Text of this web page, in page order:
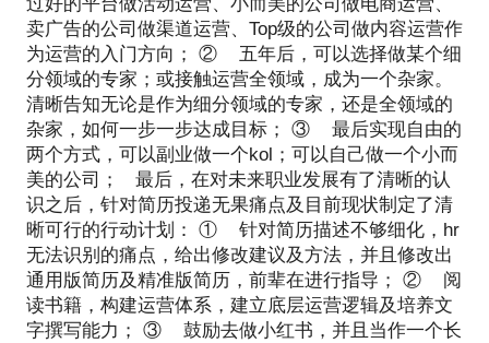
卖广告的公司做渠道运营、Top级的公司做内容运营作
为运营的入门方向； ② 五年后，可以选择做某个细
分领域的专家；或接触运营全领域，成为一个杂家。
清晰告知无论是作为细分领域的专家，还是全领域的
杂家，如何一步一步达成目标； ③ 最后实现自由的
两个方式，可以副业做一个kol；可以自己做一个小而
美的公司； 最后，在对未来职业发展有了清晰的认
识之后，针对简历投递无果痛点及目前现状制定了清
晰可行的行动计划： ① 针对简历描述不够细化，hr
无法识别的痛点，给出修改建议及方法，并且修改出
通用版简历及精准版简历，前辈在进行指导； ② 阅
读书籍，构建运营体系，建立底层运营逻辑及培养文
字撰写能力； ③ 鼓励去做小红书，并且当作一个长